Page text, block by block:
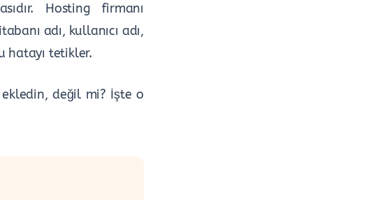
Hosting firmanı
adı, kullanıcı adı,
hatayı tetikler.
değil mi? İşte o